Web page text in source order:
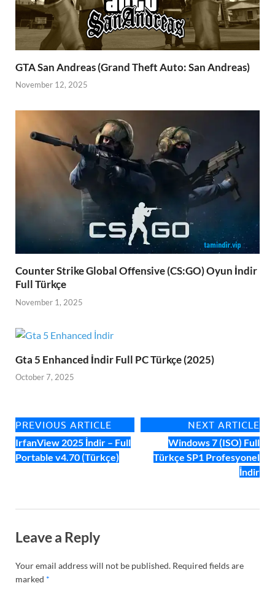
GTA San Andreas (Grand Theft Auto: San Andreas)
November 12, 2025
Counter Strike Global Offensive (CS:GO) Oyun İndir
Full Türkçe
November 1, 2025
Gta 5 Enhanced İndir Full PC Türkçe (2025)
October 7, 2025
PREVIOUS ARTICLE
IrfanView 2025 İndir – Full
Portable v4.70 (Türkçe)
NEXT ARTICLE
Windows 7 (ISO) Full
Türkçe SP1 Profesyonel
İndir
Leave a Reply
Your email address will not be published. Required fields are
marked *